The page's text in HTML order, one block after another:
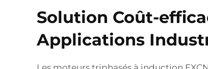
Solution Coût-
Applications